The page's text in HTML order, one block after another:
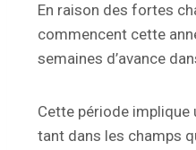
En raison des fortes
commencent cette
semaines d’avance
Cette période implique
tant dans les champs